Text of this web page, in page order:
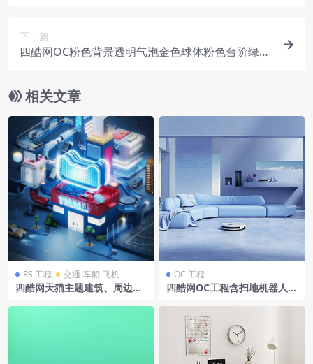
下一篇
四酷网OC粉色背景透明气泡金色球体粉色台阶绿植
相关文章
RS 工程 交通-车船-飞机
四酷网天猫主题建筑、周边设
OC 工程
四酷网OC工程含扫地机器人浅
件